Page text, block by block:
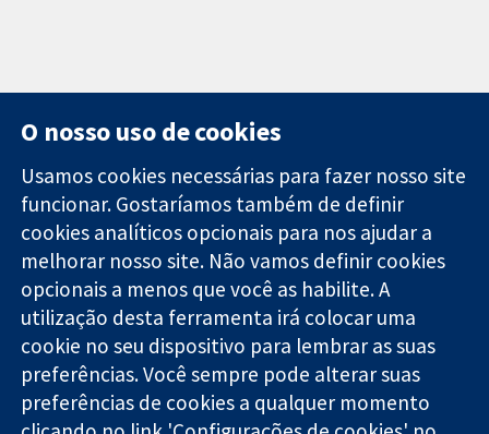
Evidências
confiáveis.
Decisões
informadas.
Melhor saúde.
11-13 Cavendish
Square
Londres
W1G 0AN
Reino Unido
Contato
Notícias
Assessoria de
imprensa
Sobre nós
Cochrane
Library
O nosso uso de cookies
Usamos cookies necessárias para fazer nosso site
funcionar. Gostaríamos também de definir
cookies analíticos opcionais para nos ajudar a
melhorar nosso site. Não vamos definir cookies
opcionais a menos que você as habilite. A
utilização desta ferramenta irá colocar uma
cookie no seu dispositivo para lembrar as suas
preferências. Você sempre pode alterar suas
preferências de cookies a qualquer momento